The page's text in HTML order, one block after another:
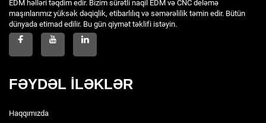
EDM həlləri təqdim edir. Bizim sürətli naqil EDM və CNC deləmə
maşınlarımız yüksək dəqiqlik, etibarlılıq və səmərəlilik təmin edir. Bütün
dünyada etimad edilir. Bu gün qiymət təklifi istəyin.
FƏYDƏL İLƏKLƏR
Haqqımızda